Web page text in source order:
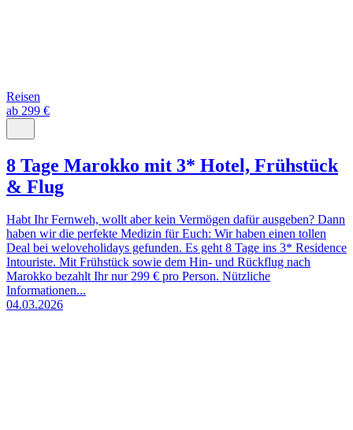
Reisen
ab 299 €
8 Tage Marokko mit 3* Hotel, Frühstück
& Flug
Habt Ihr Fernweh, wollt aber kein Vermögen dafür ausgeben? Dann
haben wir die perfekte Medizin für Euch: Wir haben einen tollen
Deal bei weloveholidays gefunden. Es geht 8 Tage ins 3* Residence
Intouriste. Mit Frühstück sowie dem Hin- und Rückflug nach
Marokko bezahlt Ihr nur 299 € pro Person. Nützliche
Informationen...
04.03.2026